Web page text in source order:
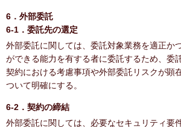
6．外部委託
6-1．委託先の選定
外部委託に関しては、委託対象業務を適正か
ができる能力を有する者に委託するため、委
契約における考慮事項や外部委託リスクが顕
ついて明確にする。
6-2．契約の締結
外部委託に関しては、必要なセキュリティ要